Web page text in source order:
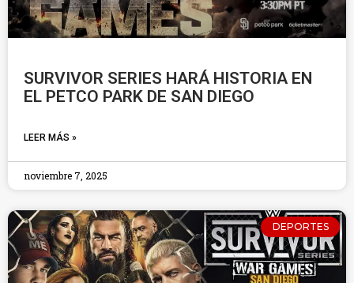
SURVIVOR SERIES HARÁ HISTORIA EN
EL PETCO PARK DE SAN DIEGO
LEER MÁS »
noviembre 7, 2025
DEPORTES